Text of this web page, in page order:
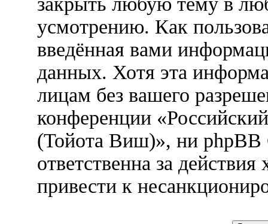
усмотрению. Как
введённая вами
данных. Хотя эта
лицам без вашего
конференции
(Тойота Виш)», ни phpBB
ответственна за
привести к